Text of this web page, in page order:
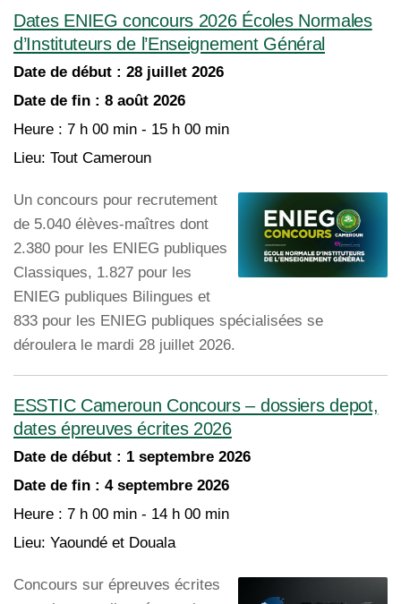
Dates ENIEG concours 2026 Écoles Normales
d’Instituteurs de l’Enseignement Général
Date de début : 28 juillet 2026
Date de fin : 8 août 2026
Heure : 7 h 00 min - 15 h 00 min
Lieu: Tout Cameroun
Un concours pour recrutement
de 5.040 élèves-maîtres dont
2.380 pour les ENIEG publiques
Classiques, 1.827 pour les
ENIEG publiques Bilingues et
833 pour les ENIEG publiques spécialisées se
déroulera le mardi 28 juillet 2026.
ESSTIC Cameroun Concours – dossiers depot,
dates épreuves écrites 2026
Date de début : 1 septembre 2026
Date de fin : 4 septembre 2026
Heure : 7 h 00 min - 14 h 00 min
Lieu: Yaoundé et Douala
Concours sur épreuves écrites